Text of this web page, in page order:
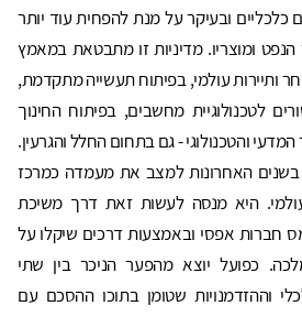
כלכליים ובעיקר על מנת להפחית עוד יותר
ומוצריו. מדיניות זו מתבטאת במאמץ
ותיירות עולמי, בפיתוח תעשייה מתקדמת,
לטכנולוגיית מחשבים, בפיתוח החינוך
והטכנולוגי - גם בתחום החלל והגרעין.
בשנים האחרונות למצב את מעמדה כמרכז
היא מנסה לעשות זאת דרך משיכת
חברות אפסי ובאמצעות דרכים שיקלו על
כפועל יוצא מהפער הניכר בין שתי
וההזדמנויות שטומן בתוכו ההסכם עם